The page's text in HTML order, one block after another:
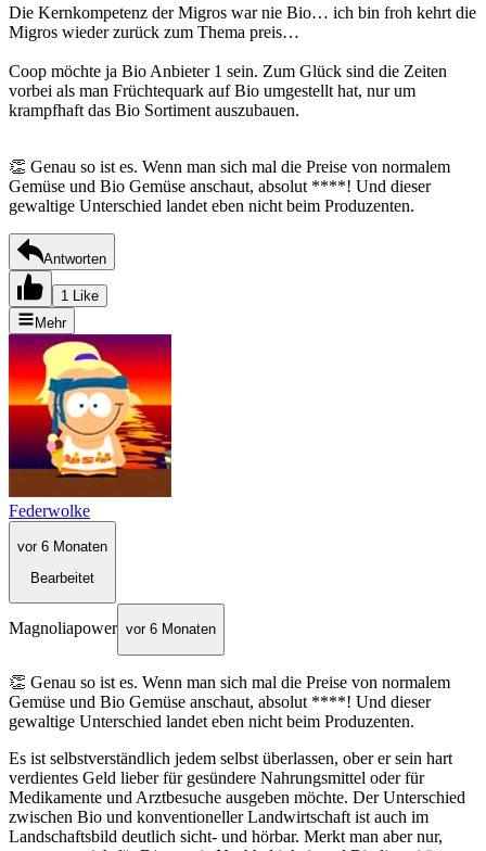
Die Kernkompetenz der Migros war nie Bio… ich bin froh kehrt die
Migros wieder zurück zum Thema preis…
Coop möchte ja Bio Anbieter 1 sein. Zum Glück sind die Zeiten
vorbei als man Früchtequark auf Bio umgestellt hat, nur um
krampfhaft das Bio Sortiment auszubauen.
👏 Genau so ist es. Wenn man sich mal die Preise von normalem
Gemüse und Bio Gemüse anschaut, absolut ****! Und dieser
gewaltige Unterschied landet eben nicht beim Produzenten.
Antworten
1 Like
Mehr
Federwolke
vor 6 Monaten
Bearbeitet
Magnoliapower vor 6 Monaten
👏 Genau so ist es. Wenn man sich mal die Preise von normalem
Gemüse und Bio Gemüse anschaut, absolut ****! Und dieser
gewaltige Unterschied landet eben nicht beim Produzenten.
Es ist selbstverständlich jedem selbst überlassen, ober er sein hart
verdientes Geld lieber für gesündere Nahrungsmittel oder für
Medikamente und Arztbesuche ausgeben möchte. Der Unterschied
zwischen Bio und konventioneller Landwirtschaft ist auch im
Landschaftsbild deutlich sicht- und hörbar. Merkt man aber nur,